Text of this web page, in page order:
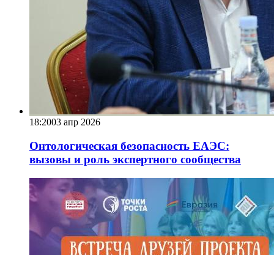
18:2003 апр 2026
Онтологическая безопасность ЕАЭС:
вызовы и роль экспертного сообщества